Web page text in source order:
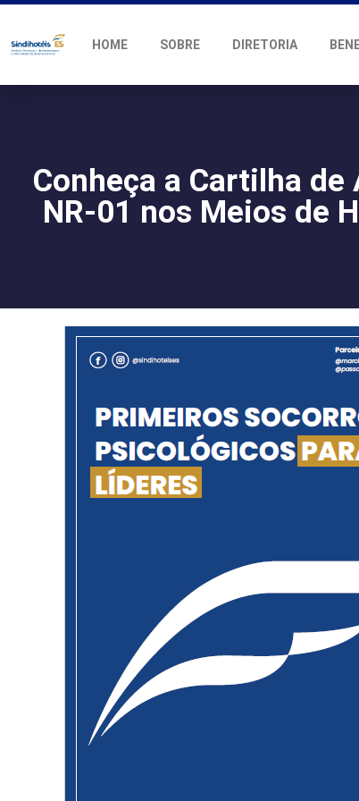
HOME SOBRE DIRETORIA
Conheça a Cartilha de
NR-01 nos Meios de